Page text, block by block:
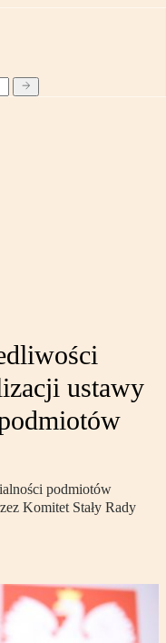
ustawy
podmiotów
Komitet Stały Rady